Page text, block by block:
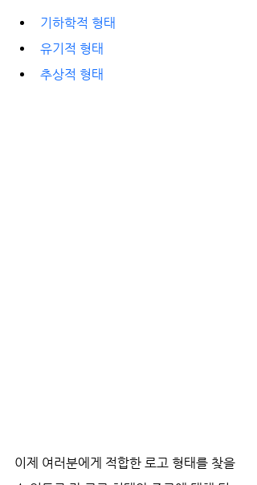
기하학적 형태
유기적 형태
추상적 형태
이제 여러분에게 적합한 로고 형태를 찾을